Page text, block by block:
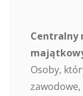
Centralny
Osoby,